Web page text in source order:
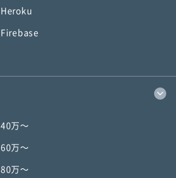
Heroku
Firebase
40万〜
60万〜
80万〜